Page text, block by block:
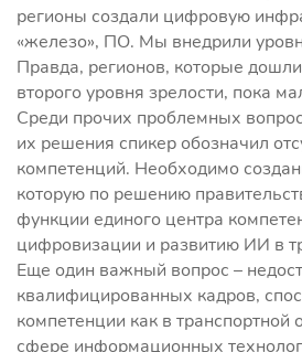
регионы создали цифровую
«железо», ПО. Мы внедрили
Правда, регионов, которые
второго уровня зрелости, пока
Среди прочих проблемных
их решения спикер обозначил
компетенций. Необходимо
которую по решению
функции единого центра
цифровизации и развитию ИИ в
Еще один важный вопрос –
квалифицированных кадров,
компетенции как в транспортной
сфере информационных